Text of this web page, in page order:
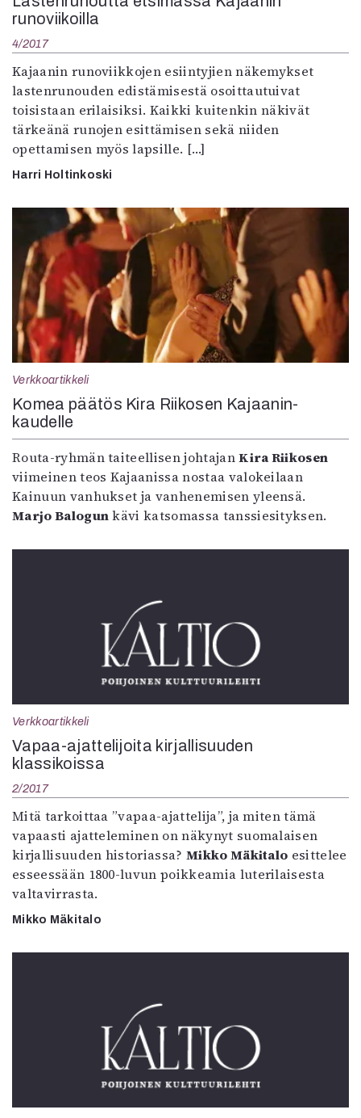
runoviikoilla
4/2017
Kajaanin runoviikkojen esiintyjien näkemykset
lastenrunouden edistämisestä osoittautuivat
toisistaan erilaisiksi. Kaikki kuitenkin näkivät
tärkeänä runojen esittämisen sekä niiden
opettamisen myös lapsille. […]
Harri Holtinkoski
Verkkoartikkeli
Komea päätös Kira Riikosen Kajaanin-
kaudelle
Routa-ryhmän taiteellisen johtajanKira Riikosen
viimeinen teos Kajaanissa nostaa valokeilaan
Kainuun vanhukset ja vanhenemisen yleensä.
Marjo Balogunkävi katsomassa tanssiesityksen.
Verkkoartikkeli
Vapaa-ajattelijoita kirjallisuuden
klassikoissa
2/2017
Mitä tarkoittaa ”vapaa-ajattelija”, ja miten tämä
vapaasti ajatteleminen on näkynyt suomalaisen
kirjallisuuden historiassa? Mikko Mäkitalo esittelee
esseessään 1800-luvun poikkeamia luterilaisesta
valtavirrasta.
Mikko Mäkitalo